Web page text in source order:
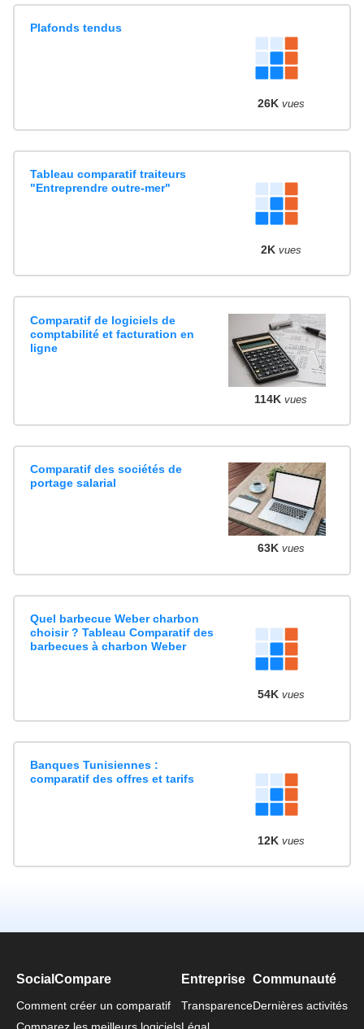
Plafonds tendus
26K vues
Tableau comparatif traiteurs
"Entreprendre outre-mer"
2K vues
Comparatif de logiciels de
comptabilité et facturation en
ligne
114K vues
Comparatif des sociétés de
portage salarial
63K vues
Quel barbecue Weber charbon
choisir ? Tableau Comparatif des
barbecues à charbon Weber
54K vues
Banques Tunisiennes :
comparatif des offres et tarifs
12K vues
SocialCompare
Comment créer un comparatif
Comparez les meilleurs logiciels
Entreprise
Transparence
Légal
Communauté
Dernières activités